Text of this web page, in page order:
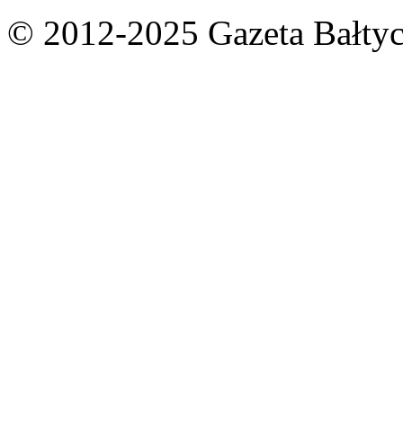
© 2012-2025 Gazeta